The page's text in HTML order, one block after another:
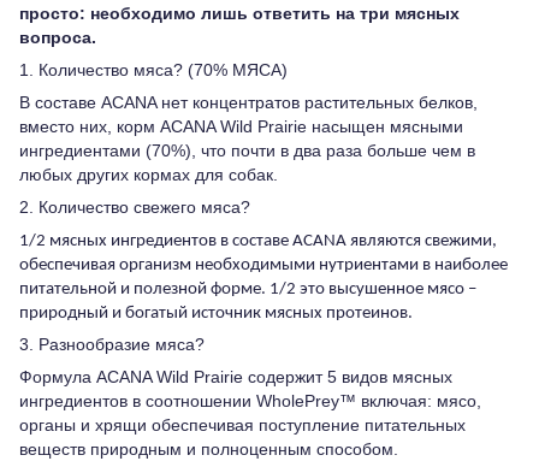
просто: необходимо лишь ответить на три мясных
вопроса.
1. Количество мяса? (70% МЯСА)
В составе ACANA нет концентратов растительных белков,
вместо них, корм ACANA Wild Prairie насыщен мясными
ингредиентами (70%), что почти в два раза больше чем в
любых других кормах для собак.
2. Количество свежего мяса?
1/2 мясных ингредиентов в составе ACANA являются свежими,
обеспечивая организм необходимыми нутриентами в наиболее
питательной и полезной форме. 1/2 это высушенное мясо –
природный и богатый источник мясных протеинов.
3. Разнообразие мяса?
Формула ACANA Wild Prairie содержит 5 видов мясных
ингредиентов в соотношении WholePrey™ включая: мясо,
органы и хрящи обеспечивая поступление питательных
веществ природным и полноценным способом.